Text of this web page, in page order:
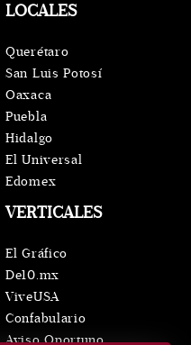
VERTICALES
El Gráfico
De10.mx
ViveUSA
Confabulario
Aviso Oportuno
LOCALES
Querétaro
San Luis Potosí
Oaxaca
Puebla
Hidalgo
El Universal
Edomex